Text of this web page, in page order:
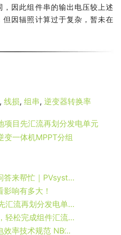
因此组件串的输出电压较上述
因辐照计算过于复杂，暂未在
, 线损, 组串, 逆变器转换率
目先汇流再划分发电单元
一体机MPPT分组
崭新问题一箩筐，实用问答来帮忙｜PVsyst问答系列第18期
响有多大！
Candela3D | 山地项目先汇流再划分发电单元
Candela3D | 简单几步，轻松完成组件汇流成组串
【规范图书馆】光伏发电效率技术规范 NB∕T 39857-2021